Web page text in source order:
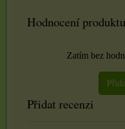
Hodnocení produktu
Zatím bez
Přidat recenzi